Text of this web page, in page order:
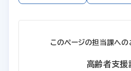
このページの担当課へ
高齢者支援